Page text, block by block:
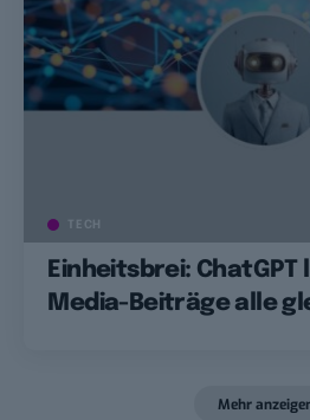
TECH
Einheitsbrei: ChatGPT
Media-Beiträge alle
Mehr